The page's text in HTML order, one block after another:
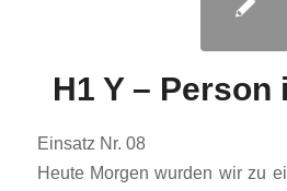
H1 Y – Person
Einsatz Nr. 08
Heute Morgen wurden wir zu